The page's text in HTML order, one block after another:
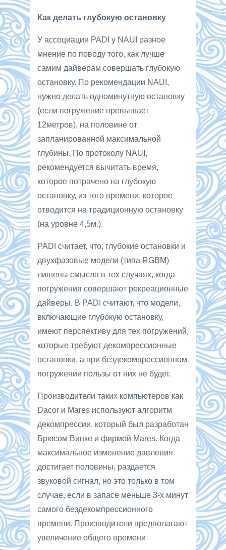
Как делать глубокую остановку
У ассоциации PADI у NAUI разное
мнение по поводу того, как лучше
самим дайверам совершать глубокую
остановку. По рекомендации NAUI,
нужно делать одноминутную остановку
(если погружение превышает
12метров), на половине от
запланированной максимальной
глубины. По протоколу NAUI,
рекомендуется вычитать время,
которое потрачено на глубокую
остановку, из того времени, которое
отводится на традиционную остановку
(на уровне 4,5м.).
PADI считает, что, глубокие остановки и
двухфазовые модели (типа RGBM)
лишены смысла в тех случаях, когда
погружения совершают рекреационные
дайверы. В PADI считают, что модели,
включающие глубокую остановку,
имеют перспективу для тех погружений,
которые требуют декомпрессионные
остановки, а при бездекомпрессионном
погружении пользы от них не будет.
Производители таких компьютеров как
Dacor и Mares используют алгоритм
декомпрессии, который был разработан
Брюсом Винке и фирмой Mares. Когда
максимальное изменение давления
достигает половины, раздается
звуковой сигнал, но это только в том
случае, если в запасе меньше 3-х минут
самого бездекомпрессионного
времени. Производители предполагают
увеличение общего времени